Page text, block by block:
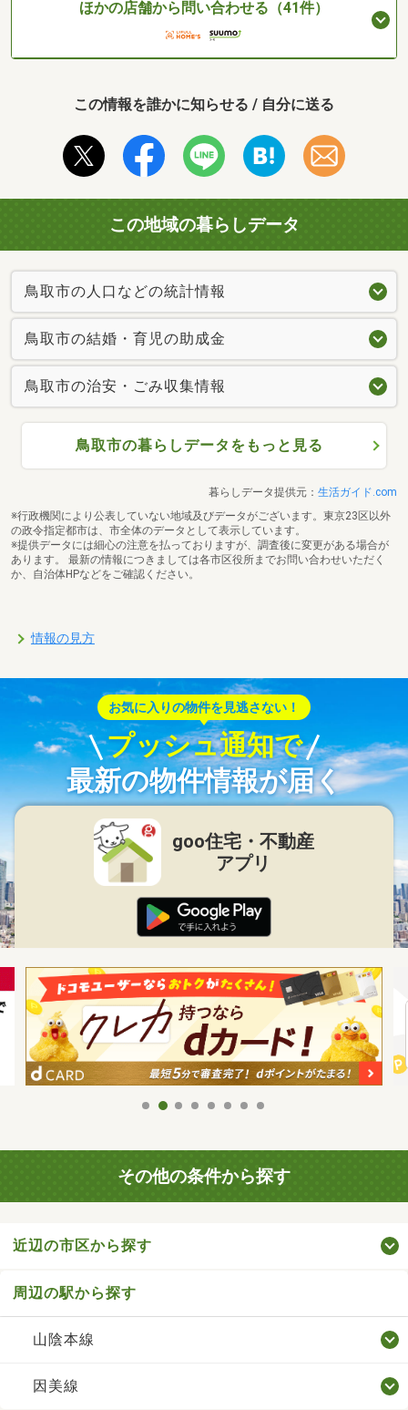
ほかの店舗から問い合わせる（41件）
この情報を誰かに知らせる / 自分に送る
この地域の暮らしデータ
鳥取市の人口などの統計情報
鳥取市の結婚・育児の助成金
鳥取市の治安・ごみ収集情報
鳥取市の暮らしデータをもっと見る
暮らしデータ提供元： 生活ガイド.com
※行政機関により公表していない地域及びデータがございます。東京23区以外
の政令指定都市は、市全体のデータとして表示しています。
※提供データには細心の注意を払っておりますが、調査後に変更がある場合が
あります。 最新の情報につきましては各市区役所までお問い合わせいただく
か、自治体HPなどをご確認ください。
情報の見方
お気に入りの物件を見逃さない！
プッシュ通知で
最新の物件情報が届く
goo住宅・不動産
アプリ
その他の条件から探す
近辺の市区から探す
周辺の駅から探す
山陰本線
因美線